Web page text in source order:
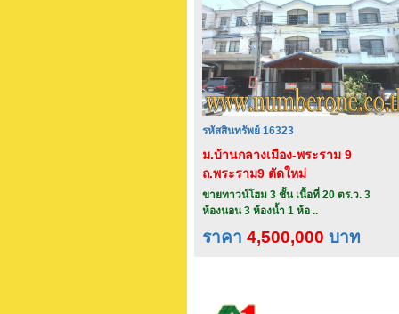
รหัสสินทรัพย์ 16323
ม.บ้านกลางเมือง-พระราม 9
ถ.พระราม9 ตัดใหม่
ขายทาวน์โฮม 3 ชั้น เนื้อที่ 20 ตร.ว. 3
ห้องนอน 3 ห้องน้ำ 1 ห้อ ..
ราคา 4,500,000 บาท